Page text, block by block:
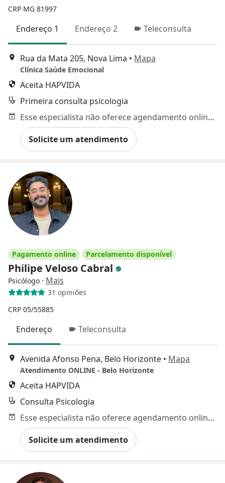
CRP MG 81997
Endereço 1 Endereço 2 Teleconsulta
Rua da Mata 205, Nova Lima • Mapa
Clínica Saúde Emocional
Aceita HAPVIDA
Primeira consulta psicologia
Esse especialista não oferece agendamento online para esse endereço.
Solicite um atendimento
Pagamento online Parcelamento disponível
Philipe Veloso Cabral
Psicólogo · Mais
31 opiniões
CRP 05/55885
Endereço Teleconsulta
Avenida Afonso Pena, Belo Horizonte • Mapa
Atendimento ONLINE - Belo Horizonte
Aceita HAPVIDA
Consulta Psicologia
Esse especialista não oferece agendamento online para esse endereço.
Solicite um atendimento